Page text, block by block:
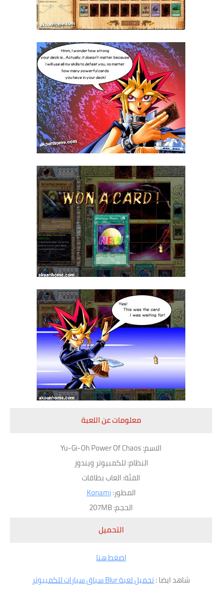
معلومات عن اللعبة
الاسم: Yu-Gi-Oh Power Of Chaos
النظام: للكمبيوتر ويندوز
الفئة: العاب بطاقات
المطور:Konami
الحجم: 207MB
التحميل
اضغط هنا
شاهد ايضا :تحميل لعبة Blur سباق سيارات للكمبيوتر